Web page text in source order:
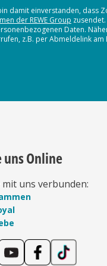
damit einverstanden, dass
der REWE Group
Daten.
z.B. per Abmeldelink
uns Online
mit uns verbunden: